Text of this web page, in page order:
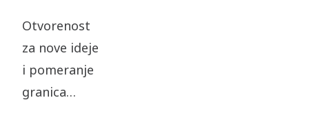
Otvorenost
za nove ideje
i pomeranje
granica